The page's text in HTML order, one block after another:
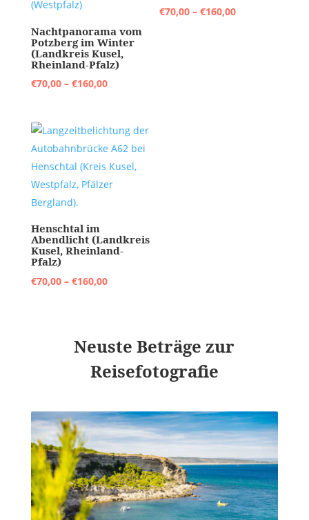
Nachtpanorama vom
Potzberg im Winter
(Landkreis Kusel,
Rheinland-Pfalz)
€70,00 – €160,00Preisspanne:
€160,00
€70,00 –€160,00Preisspanne:
Henschtal im
Abendlicht (Landkreis
Kusel, Rheinland-
Pfalz)
€70,00 – €160,00Preisspanne:
Neuste Beträge zur
Reisefotografie